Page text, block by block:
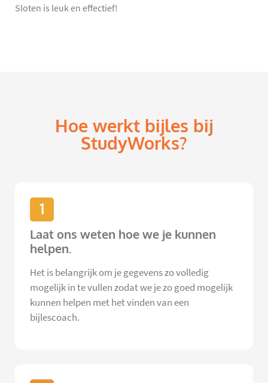
Sloten is leuk en effectief!
Hoe werkt bijles bij
StudyWorks?
1
Laat ons weten hoe we je kunnen
helpen.
Het is belangrijk om je gegevens zo volledig
mogelijk in te vullen zodat we je zo goed mogelijk
kunnen helpen met het vinden van een
bijlescoach.